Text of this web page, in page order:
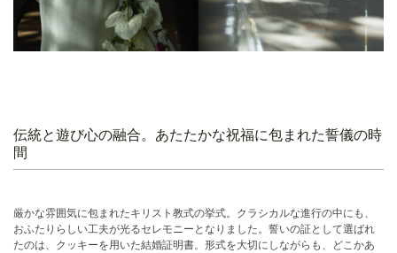
伝統と遊び心の融合。あたたかな祝福に包まれた誓儀の時
間
厳かな雰囲気に包まれたキリスト教式の挙式。クラシカルな進行の中にも、
おふたりらしい工夫が光るセレモニーとなりました。誓いの証として選ばれ
たのは、クッキーを用いた結婚証明書。形式を大切にしながらも、どこかあ